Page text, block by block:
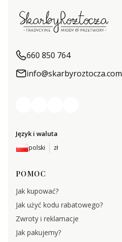
660 850 764
info@skarbyroztocza.com
Język i waluta
polski zł
Linki w stopce
POMOC
Jak kupować?
Jak użyć kodu rabatowego?
Zwroty i reklamacje
Jak pakujemy?